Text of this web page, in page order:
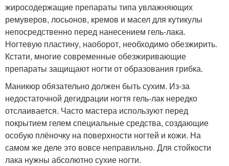
жиросодержащие препараты типа увлажняющих
ремуверов, лосьонов, кремов и масел для кутикулы
непосредственно перед нанесением гель-лака.
Ногтевую пластину, наоборот, необходимо обезжирить.
Кстати, многие современные обезжиривающие
препараты защищают ногти от образования грибка.
Маникюр обязательно должен быть сухим. Из-за
недостаточной дегидрации ногтя гель-лак нередко
отслаивается. Часто мастера используют перед
покрытием гелем специальные средства, создающие
особую плёночку на поверхности ногтей и кожи. На
самом же деле это вовсе неправильно. Для стойкости
лака нужны абсолютно сухие ногти.